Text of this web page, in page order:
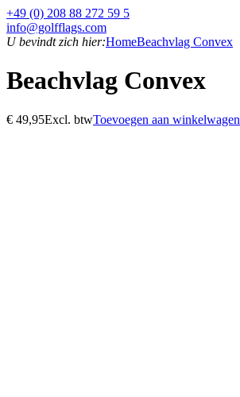
+49 (0) 208 88 272 59 5
info@golfflags.com
U bevindt zich hier:HomeBeachvlag Convex
Beachvlag Convex
€ 49,95Excl. btwToevoegen aan winkelwagen